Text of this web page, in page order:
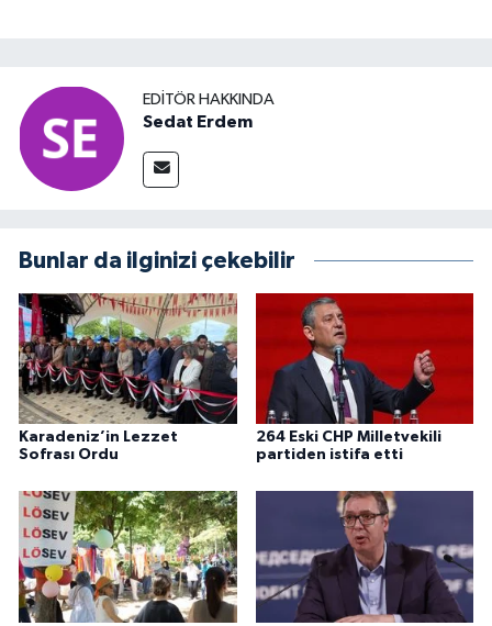
EDITÖR HAKKINDA
Sedat Erdem
Bunlar da ilginizi çekebilir
Karadeniz’in Lezzet
Sofrası Ordu
264 Eski CHP Milletvekili
partiden istifa etti